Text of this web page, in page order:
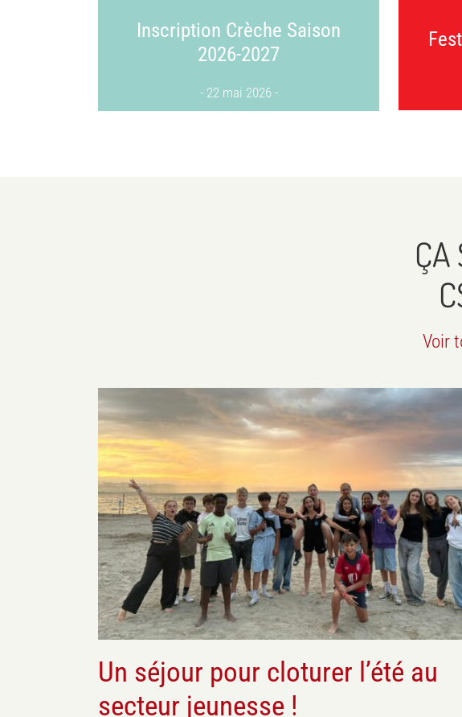
Inscription Crèche Saison
2026-2027
22 mai 2026
ÇA
Voir
Ca s'est passé Jeunesse
Un séjour pour cloturer l’été au
secteur jeunesse !